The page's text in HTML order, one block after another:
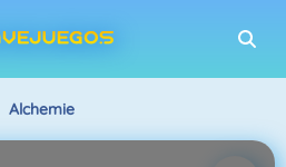
Alchemie